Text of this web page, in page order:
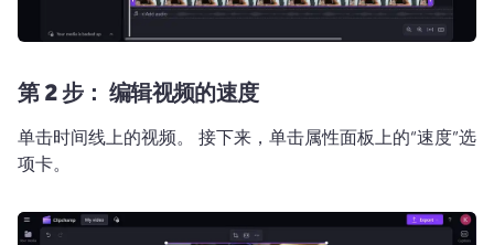
第 2 步： 编辑视频的速度
单击时间线上的视频。 接下来，单击属性面板上的“速度”选
项卡。